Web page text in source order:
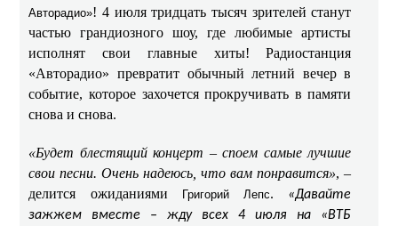
Авторадио»! 4 июля тридцать тысяч зрителей станут
частью грандиозного шоу, где любимые артисты
исполнят свои главные хиты! Радиостанция
«Авторадио» превратит обычный летний вечер в
событие, которое захочется прокручивать в памяти
снова и снова.
«Будет блестящий концерт – споем самые лучшие
свои песни. Очень надеюсь, что вам понравится», –
делится ожиданиями
Григорий Лепс. «Давайте
зажжем вместе – жду всех 4 июля на «ВТБ